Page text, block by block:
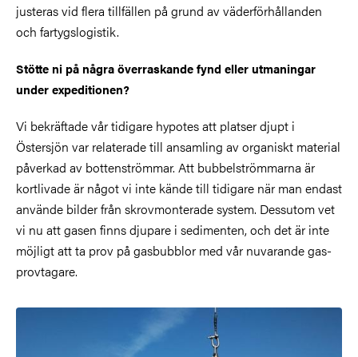
justeras vid flera tillfällen på grund av väderförhållanden
och fartygslogistik.
Stötte ni på några överraskande fynd eller utmaningar
under expeditionen?
Vi bekräftade vår tidigare hypotes att platser djupt i
Östersjön var relaterade till ansamling av organiskt material
påverkad av bottenströmmar. Att bubbelströmmarna är
kortlivade är något vi inte kände till tidigare när man endast
använde bilder från skrovmonterade system. Dessutom vet
vi nu att gasen finns djupare i sedimenten, och det är inte
möjligt att ta prov på gasbubblor med vår nuvarande gas-
provtagare.